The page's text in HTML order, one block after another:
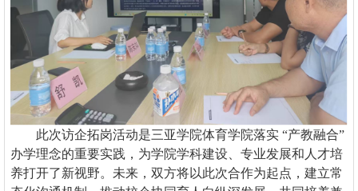
此次访企拓岗活动是三亚学院体育学院落实 “产教融合”
办学理念的重要实践，为学院学科建设、专业发展和人才培
养打开了新视野。未来，双方将以此次合作为起点，建立常